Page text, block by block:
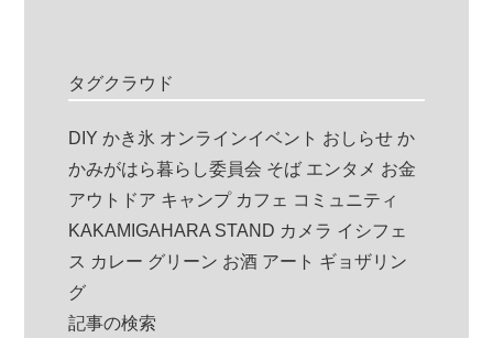
タグクラウド
DIY かき氷 オンラインイベント おしらせ か
かみがはら暮らし委員会 そば エンタメ お金
アウトドア キャンプ カフェ コミュニティ
KAKAMIGAHARA STAND カメラ イシフェ
ス カレー グリーン お酒 アート ギョザリン
グ
記事の検索